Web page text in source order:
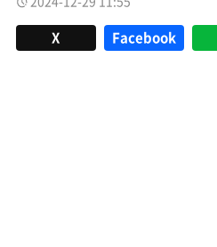
X Facebook